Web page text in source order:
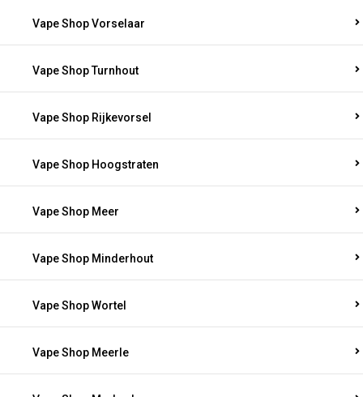
Vape Shop Vorselaar
Vape Shop Turnhout
Vape Shop Rijkevorsel
Vape Shop Hoogstraten
Vape Shop Meer
Vape Shop Minderhout
Vape Shop Wortel
Vape Shop Meerle